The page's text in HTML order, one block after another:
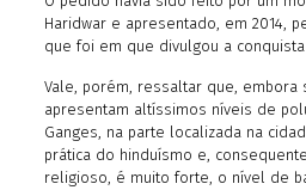
Haridwar e apresentado, em 2014,
que foi em que divulgou a
Vale, porém, ressaltar que, embora
apresentam altíssimos níveis de
Ganges, na parte localizada na
prática do hinduísmo e,
religioso, é muito forte, o nível de